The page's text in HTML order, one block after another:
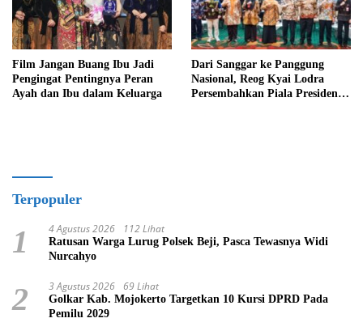
Film Jangan Buang Ibu Jadi
Pengingat Pentingnya Peran
Ayah dan Ibu dalam Keluarga
Dari Sanggar ke Panggung
Nasional, Reog Kyai Lodra
Persembahkan Piala Presiden
Terpopuler
1 4 Agustus 2026 112 Lihat
Ratusan Warga Lurug Polsek Beji, Pasca Tewasnya Widi
Nurcahyo
2 3 Agustus 2026 69 Lihat
Golkar Kab. Mojokerto Targetkan 10 Kursi DPRD Pada
Pemilu 2029